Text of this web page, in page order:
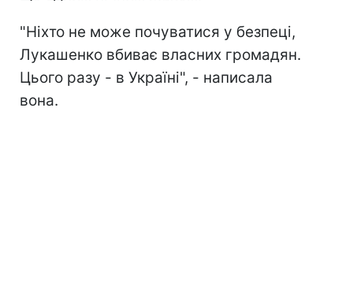
"Ніхто не може почуватися у безпеці,
Лукашенко вбиває власних громадян.
Цього разу - в Україні", - написала
вона.